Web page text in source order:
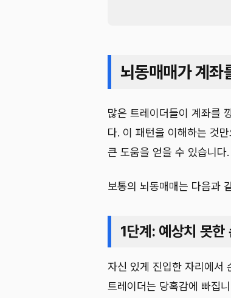
뇌동매매가 계좌
많은 트레이더들이 계좌를
다. 이 패턴을 이해하는 것
큰 도움을 얻을 수 있습니다.
보통의 뇌동매매는 다음과
1단계: 예상치 못한
자신 있게 진입한 자리에서
트레이더는 당혹감에 빠집